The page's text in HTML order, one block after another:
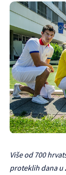
Više od 700
proteklih dana u